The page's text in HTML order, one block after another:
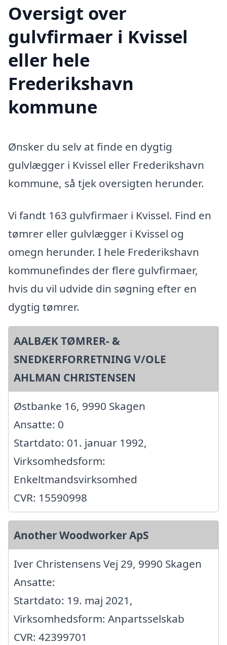
Oversigt over
gulvfirmaer i Kvissel
eller hele
Frederikshavn
kommune
Ønsker du selv at finde en dygtig
gulvlægger i Kvissel eller Frederikshavn
kommune, så tjek oversigten herunder.
Vi fandt 163 gulvfirmaer i Kvissel. Find en
tømrer eller gulvlægger i Kvissel og
omegn herunder. I hele Frederikshavn
kommunefindes der flere gulvfirmaer,
hvis du vil udvide din søgning efter en
dygtig tømrer.
AALBÆK TØMRER- &
SNEDKERFORRETNING V/OLE
AHLMAN CHRISTENSEN
Østbanke 16, 9990 Skagen
Ansatte: 0
Startdato: 01. januar 1992,
Virksomhedsform:
Enkeltmandsvirksomhed
CVR: 15590998
Another Woodworker ApS
Iver Christensens Vej 29, 9990 Skagen
Ansatte:
Startdato: 19. maj 2021,
Virksomhedsform: Anpartsselskab
CVR: 42399701